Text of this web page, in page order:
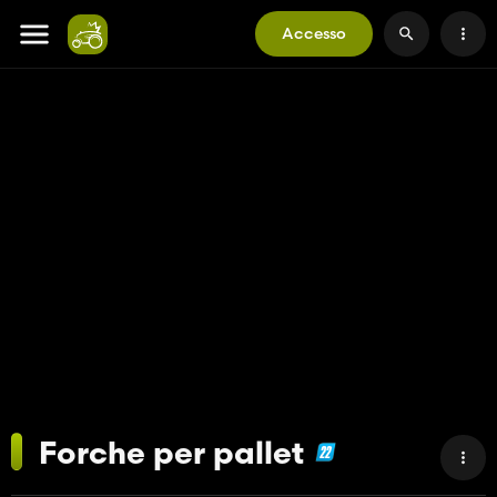
Accesso
Forche per pallet